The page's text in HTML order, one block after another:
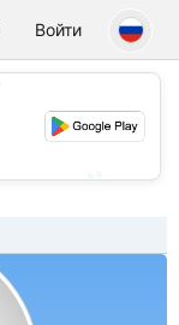
Войти